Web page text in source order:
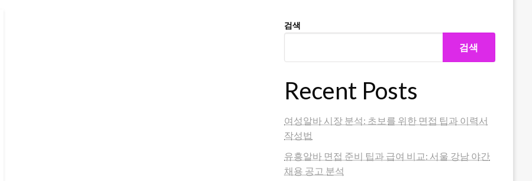
검색
검색
Recent Posts
여성알바 시장 분석: 초보를 위한 면접 팁과 이력서
작성법
유흥알바 면접 준비 팁과 급여 비교: 서울 강남 야간
채용 공고 분석